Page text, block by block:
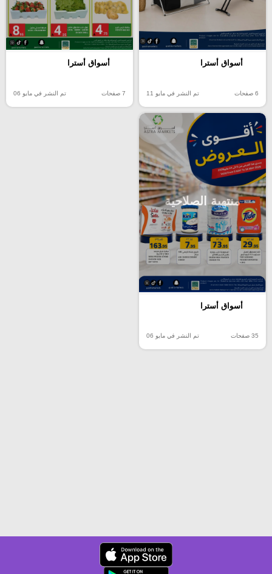
أسواق أسترا
6 صفحات تم النشر في مايو 11
أسواق أسترا
7 صفحات تم النشر في مايو 06
منتهية الصلاحية
أسواق أسترا
35 صفحات تم النشر في مايو 06